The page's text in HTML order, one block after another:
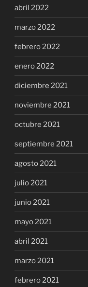
abril 2022
marzo 2022
febrero 2022
enero 2022
diciembre 2021
noviembre 2021
octubre 2021
septiembre 2021
agosto 2021
julio 2021
junio 2021
mayo 2021
abril 2021
marzo 2021
febrero 2021